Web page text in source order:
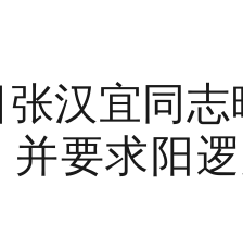
张汉宜同
并要求阳